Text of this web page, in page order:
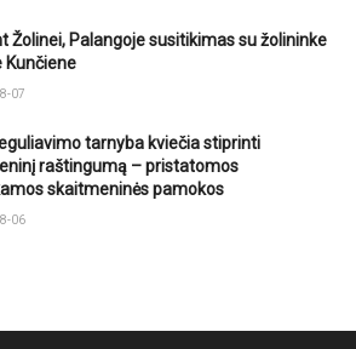
Žolinei, Palangoje susitikimas su žolininke
Kunčiene
07
tarnyba kviečia stiprinti
raštingumą – pristatomos
skaitmeninės pamokos
06